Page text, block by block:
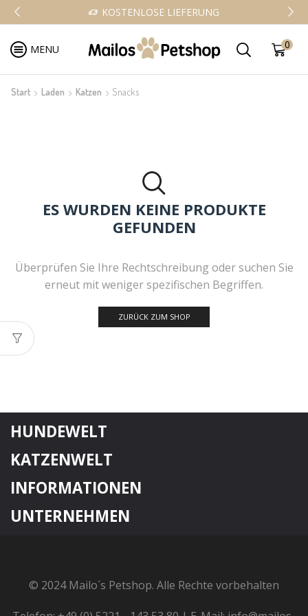
KOSTENLOSE LIEFERUNG
MENU 0
Start Laden Katzen Snacks
ES WURDEN KEINE PRODUKTE
GEFUNDEN
Überprüfen Sie Ihre Rechtschreibung oder suchen Sie
erneut mit weniger spezifischen Begriffen.
ZURÜCK ZUM SHOP
HUNDEWELT
KATZENWELT
INFORMATIONEN
UNTERNEHMEN
© 2024 Mailo´s Petshop. Alle Rechte vorbehalten